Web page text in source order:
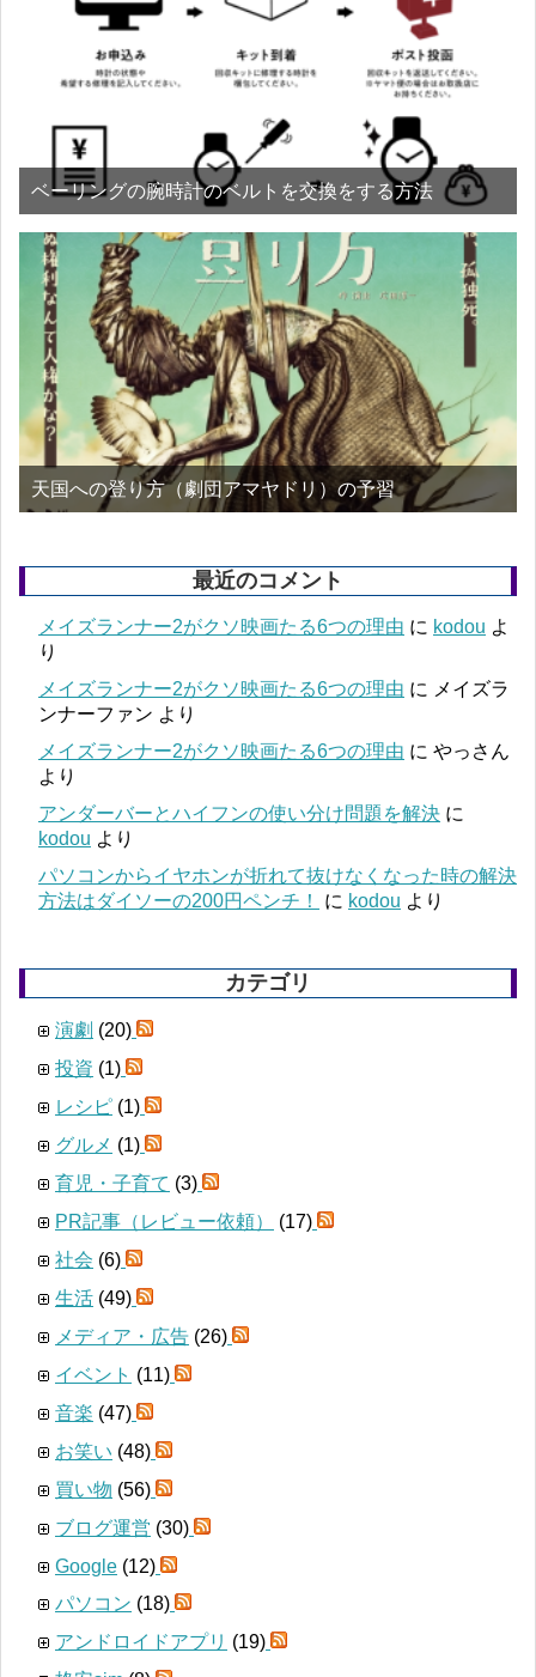
ベーリングの腕時計のベルトを交換をする方法
天国への登り方（劇団アマヤドリ）の予習
最近のコメント
メイズランナー2がクソ映画たる6つの理由 に kodou よ
り
メイズランナー2がクソ映画たる6つの理由 に メイズラ
ンナーファン より
メイズランナー2がクソ映画たる6つの理由 に やっさん
より
アンダーバーとハイフンの使い分け問題を解決 に
kodou より
パソコンからイヤホンが折れて抜けなくなった時の解決
方法はダイソーの200円ペンチ！
に kodou より
カテゴリ
演劇 (20)
投資 (1)
レシピ (1)
グルメ (1)
育児・子育て (3)
PR記事（レビュー依頼）
(17)
社会 (6)
生活 (49)
メディア・広告 (26)
イベント (11)
音楽 (47)
お笑い (48)
買い物 (56)
ブログ運営 (30)
Google (12)
パソコン (18)
アンドロイドアプリ (19)